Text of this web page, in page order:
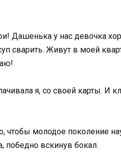
Дашенька у нас девочка
сварить. Живут в моей
я, со своей карты. И
чтобы молодое поколение
победно вскинув бокал.